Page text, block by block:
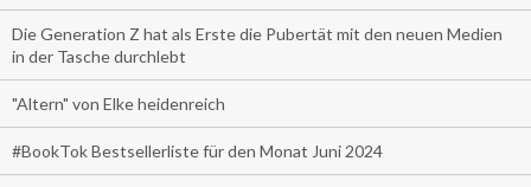
Die Generation Z hat als Erste die Pubertät mit den neuen Medien
in der Tasche durchlebt
"Altern" von Elke heidenreich
#BookTok Bestsellerliste für den Monat Juni 2024